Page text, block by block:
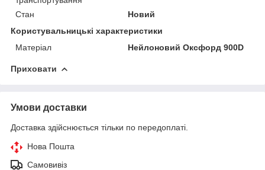
Стан
Новий
Користувальницькі характеристики
Матеріал
Нейлоновий Оксфорд 900D
Приховати
Умови доставки
Доставка здійснюється тільки по передоплаті.
Нова Пошта
Самовивіз